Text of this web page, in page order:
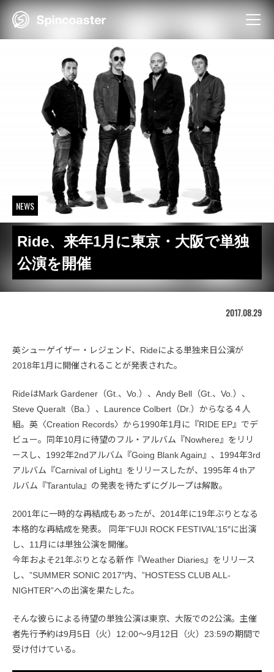
Skip
NEWS
Ride、来年1月に東京・大阪で単独
公演を開催
2017.08.29
英シューゲイザー・レジェンド、Rideによる単独来日公演が
2018年1月に開催されることが発表された。
RideはMark Gardener（Gt.、Vo.）、Andy Bell（Gt.、Vo.）、
Steve Queralt（Ba.）、Laurence Colbert（Dr.）からなる４人
組。英〈Creation Records〉から1990年1月に『RIDE EP』でデ
ビュー。同年10月に待望のフル・アルバム『Nowhere』をリリ
ースし、1992年2ndアルバム『Going Blank Again』、1994年3rd
アルバム『Carnival of Light』をリリースしたが、1995年４thア
ルバム『Tarantula』の発表を待たずにグループは解散。
2001年に一時的な再結成もあったが、2014年に19年ぶりとなる
本格的な再結成を発表。 同年”FUJI ROCK FESTIVAL’15″に出演
し、11月には単独公演を開催。
今年およそ21年ぶりとなる新作『Weather Diaries』をリリース
し、”SUMMER SONIC 2017″内、”HOSTESS CLUB ALL-
NIGHTER”への出演を果たした。
そんな彼らによる待望の単独公演は東京、大阪での2公演。主催
者先行予約は9月5日（火）12:00～9月12日（火）23:59の期間で
受け付けている。